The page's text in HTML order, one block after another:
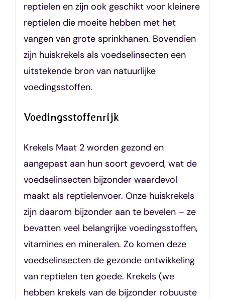
reptielen en zijn ook geschikt voor kleinere
reptielen die moeite hebben met het
vangen van grote sprinkhanen. Bovendien
zijn huiskrekels als voedselinsecten een
uitstekende bron van natuurlijke
voedingsstoffen.
Voedingsstoffenrijk
Krekels Maat 2 worden gezond en
aangepast aan hun soort gevoerd, wat de
voedselinsecten bijzonder waardevol
maakt als reptielenvoer. Onze huiskrekels
zijn daarom bijzonder aan te bevelen – ze
bevatten veel belangrijke voedingsstoffen,
vitamines en mineralen. Zo komen deze
voedselinsecten de gezonde ontwikkeling
van reptielen ten goede. Krekels (we
hebben krekels van de bijzonder robuuste